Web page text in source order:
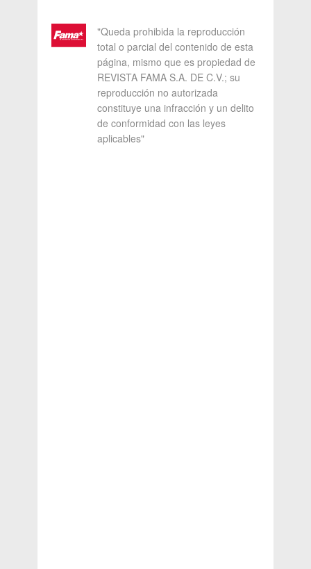
"Queda prohibida la reproducción
total o parcial del contenido de esta
página, mismo que es propiedad de
REVISTA FAMA S.A. DE C.V.; su
reproducción no autorizada
constituye una infracción y un delito
de conformidad con las leyes
aplicables"